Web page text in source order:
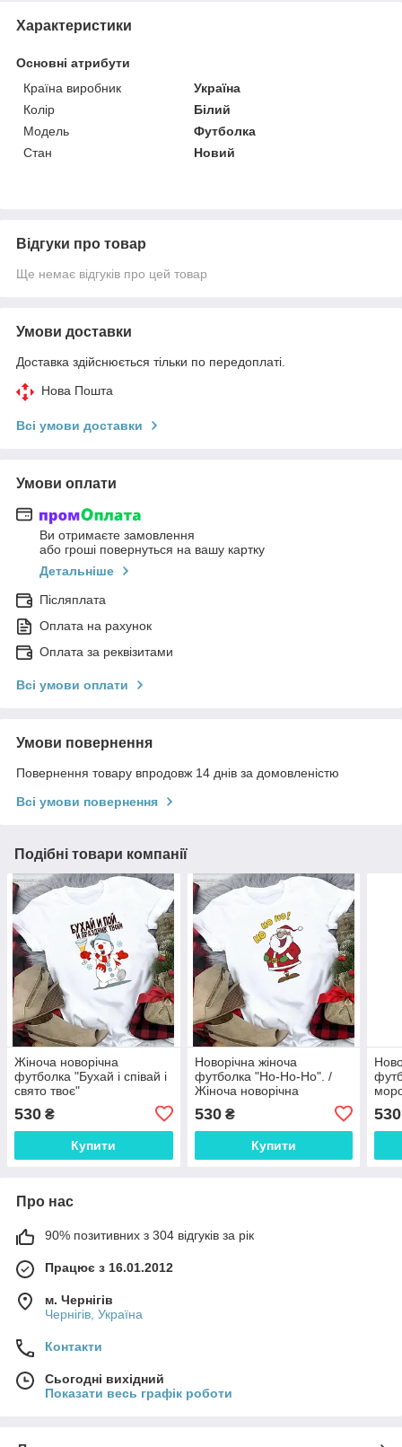
Характеристики
Основні атрибути
Країна виробник
Україна
Колір
Білий
Модель
Футболка
Стан
Новий
Відгуки про товар
Ще немає відгуків про цей товар
Умови доставки
Доставка здійснюється тільки по передоплаті.
Нова Пошта
Всі умови доставки
Умови оплати
Ви отримаєте замовлення
або гроші повернуться на вашу картку
Детальніше
Післяплата
Оплата на рахунок
Оплата за реквізитами
Всі умови оплати
Умови повернення
Повернення товару впродовж 14 днів за домовленістю
Всі умови повернення
Подібні товари компанії
Жіноча новорічна
футболка "Бухай і співай і
свято твоє"
530 ₴
Купити
Новорічна жіноча
футболка "Но-Но-Но". /
Жіноча новорічна
530₴
Купити
530
Про нас
90% позитивних з 304 відгуків за рік
Працює з 16.01.2012
м. Чернігів
Чернігів, Україна
Контакти
Сьогодні вихідний
Показати весь графік роботи